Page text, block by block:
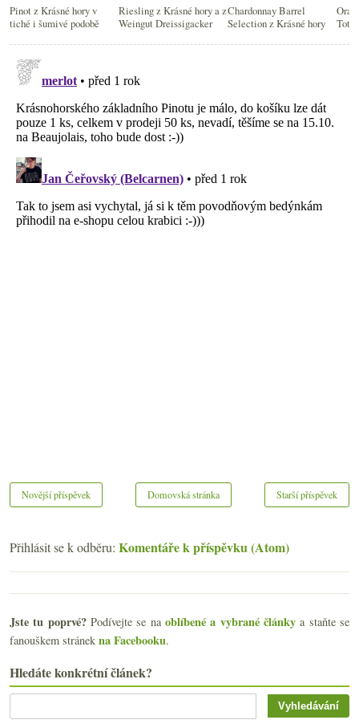
Pinot z Krásné hory v
tiché i šumivé podobě
Riesling z Krásné hory a z
Weingut Dreissigacker
Chardonnay Barrel
Selection z Krásné hory
Novější příspěvek Starší příspěvek
Domovská stránka
Přihlásit se k odběru: Komentáře k příspěvku (Atom)
Jste tu poprvé?Podívejte se naoblíbené a vybrané články a staňte se
fanouškem stránek na Facebooku.
Hledáte konkrétní článek?